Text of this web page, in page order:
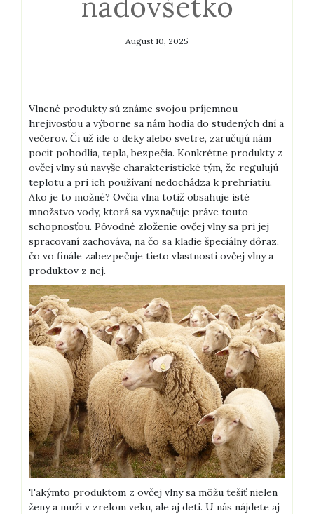
August 10, 2025
Vlnené produkty sú známe svojou príjemnou
hrejivosťou a výborne sa nám hodia do studených dní a
večerov. Či už ide o deky alebo svetre, zaručujú nám
pocit pohodlia, tepla, bezpečia. Konkrétne produkty z
ovčej vlny sú navyše charakteristické tým, že regulujú
teplotu a pri ich používaní nedochádza k prehriatiu.
Ako je to možné? Ovčia vlna totiž obsahuje isté
množstvo vody, ktorá sa vyznačuje práve touto
schopnosťou. Pôvodné zloženie ovčej vlny sa pri jej
spracovaní zachováva, na čo sa kladie špeciálny dôraz,
čo vo finále zabezpečuje tieto vlastnosti ovčej vlny a
produktov z nej.
Takýmto produktom z ovčej vlny sa môžu tešiť nielen
ženy a muži v zrelom veku, ale aj deti. U nás nájdete aj